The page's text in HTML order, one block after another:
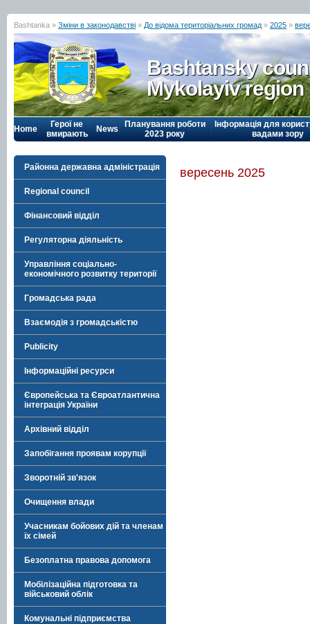
Bashtanka » Зміни в законодавстві » До відома територіальних громад » 2025 »
Bashtansky
Mykolayiv region
Home
Герої не
вмирають
News
Планування роботи
2023 року
Інформація для
вадами зору
Районна державна адміністрація
Regional council
Фінансовий відділ
Регуляторна діяльність
Управління соціально-
економічного розвитку території
Громадська рада
Взаємодія з громадськістю
Publicity
Інформаційні ресурси
Європейська та Євроатлантична
інтеграція України
Архівний відділ
Запобігання проявам корупції
Зворотній зв'язок
Очищення влади
Учасникам бойових дій та членам
їх сімей
Безоплатна правова допомога
Мобілізаційна підготовка та
військовий облік
Комунальні підприємства
вересень 2025